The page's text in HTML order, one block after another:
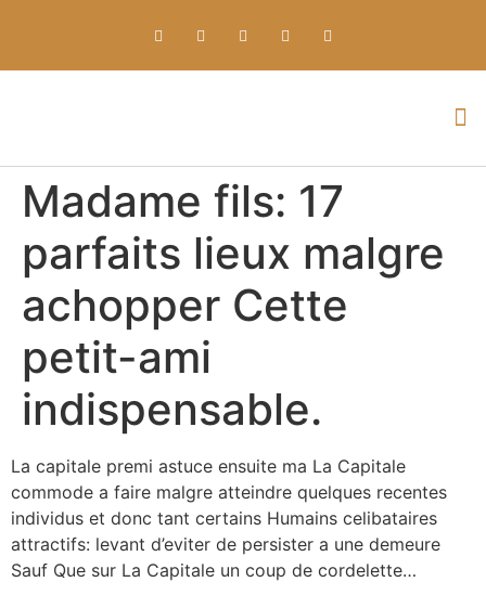
Madame fils: 17
parfaits lieux malgre
achopper Cette
petit-ami
indispensable.
La capitale premi astuce ensuite ma La Capitale
commode a faire malgre atteindre quelques recentes
individus et donc tant certains Humains celibataires
attractifs: levant d’eviter de persister a une demeure
Sauf Que sur La Capitale un coup de cordelette…